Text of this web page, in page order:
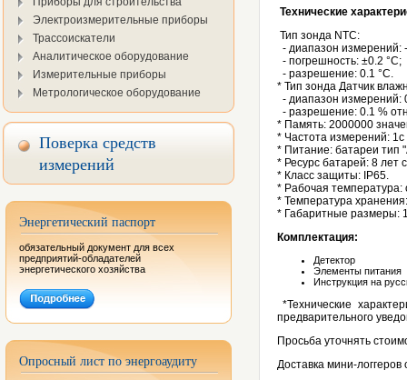
Электроизмерительные приборы
Трассоискатели
Аналитическое оборудование
Измерительные приборы
Метрологическое оборудование
Поверка средств
измерений
Энергетический паспорт
обязательный документ для всех
предприятий-обладателей
энергетического хозяйства
Опросный лист по энергоаудиту
Технические
Тип зонда NTC:
- диапазон измерений:
- погрешность: ±0.2 °C;
- разрешение: 0.1 °C.
* Тип зонда Датчик
- диапазон
- разрешение: 0.1 %
* Память: 2000000
* Частота измерений: 1с
* Питание: батареи тип
* Ресурс батарей: 8 лет
* Класс защиты: IP65.
* Рабочая температура:
* Температура
* Габаритные размеры:
Комплектация:
Детектор
Элементы питания
Инструкция на
*Технические
предварительного
Просьба уточнять
Доставка мини-